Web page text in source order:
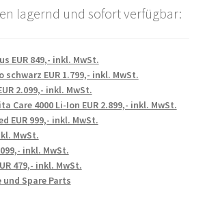
lagernd und sofort verfügbar:
EUR 849,- inkl. MwSt.
schwarz EUR 1.799,- inkl. MwSt.
2.099,- inkl. MwSt.
Care 4000 Li-Ion EUR 2.899,- inkl. MwSt.
EUR 999,- inkl. MwSt.
MwSt.
inkl. MwSt.
479,- inkl. MwSt.
Spare Parts